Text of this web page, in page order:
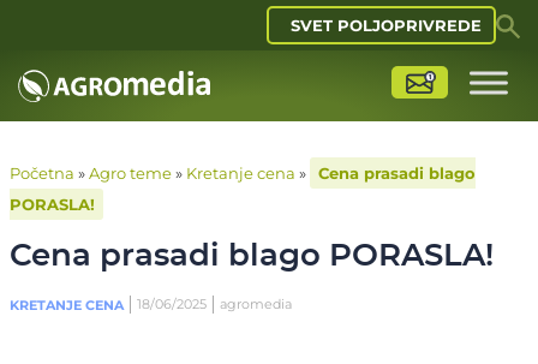
SVET POLJOPRIVREDE
Početna »Agro teme» Kretanje cena »
Cena prasadi blago
PORASLA!
Cena prasadi blago PORASLA!
KRETANJE CENA 18/06/2025 agromedia